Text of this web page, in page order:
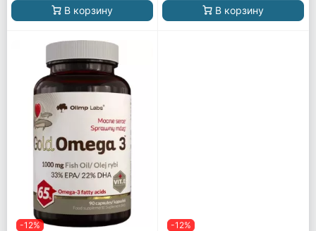
В корзину В корзину
-12% -12%